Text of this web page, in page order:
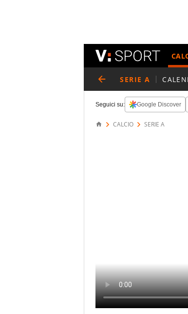
SERIE A
Seguici su: Google Discover
CALCIO SERIE A